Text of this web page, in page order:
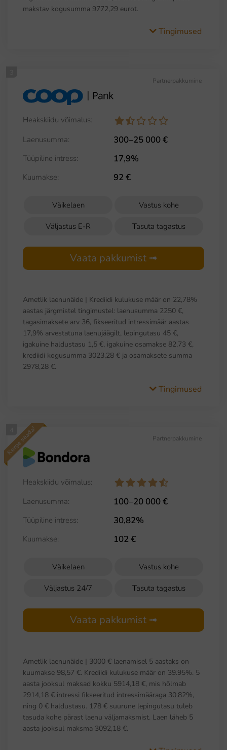
makstav kogusumma 9772,29 eurot.
Tingimused
Heakskiidu võimalus:
Laenusumma:
300–25 000 €
Tüüpiline intress: 17,9%
Kuumakse: 92 €
Väikelaen Vastus kohe
Väljastus E-R Tasuta tagastus
Vaata pakkumist ➟
Partnerpakkumine
Ametlik laenunäide | Krediidi kulukuse määr on 22,78%
aastas järgmistel tingimustel: laenusumma 2250 €,
tagasimaksete arv 36, fikseeritud intressimäär aastas
17,9% arvestatuna laenujäägilt, lepingutasu 45 €,
igakuine haldustasu 1,5 €, igakuine osamakse 82,73 €,
krediidi kogusumma 3023,28 € ja osamaksete summa
2978,28 €.
Tingimused
Kerge saada!
Heakskiidu võimalus:
Laenusumma:
100–20 000 €
Tüüpiline intress: 30,82%
Kuumakse: 102 €
Väikelaen Vastus kohe
Väljastus 24/7 Tasuta tagastus
Vaata pakkumist ➟
Partnerpakkumine
Ametlik laenunäide | 3000 € laenamisel 5 aastaks on
kuumakse 98,57 €. Krediidi kulukuse määr on 39.95%. 5
aasta jooksul maksad kokku 5914,18 €, mis hõlmab
2914,18 € intressi fikseeritud intressimääraga 30.82%,
ning 0 € haldustasu. 178 € suurune lepingutasu tuleb
tasuda kohe pärast laenu väljamaksmist. Laen läheb 5
aasta jooksul maksma 3092,18 €.